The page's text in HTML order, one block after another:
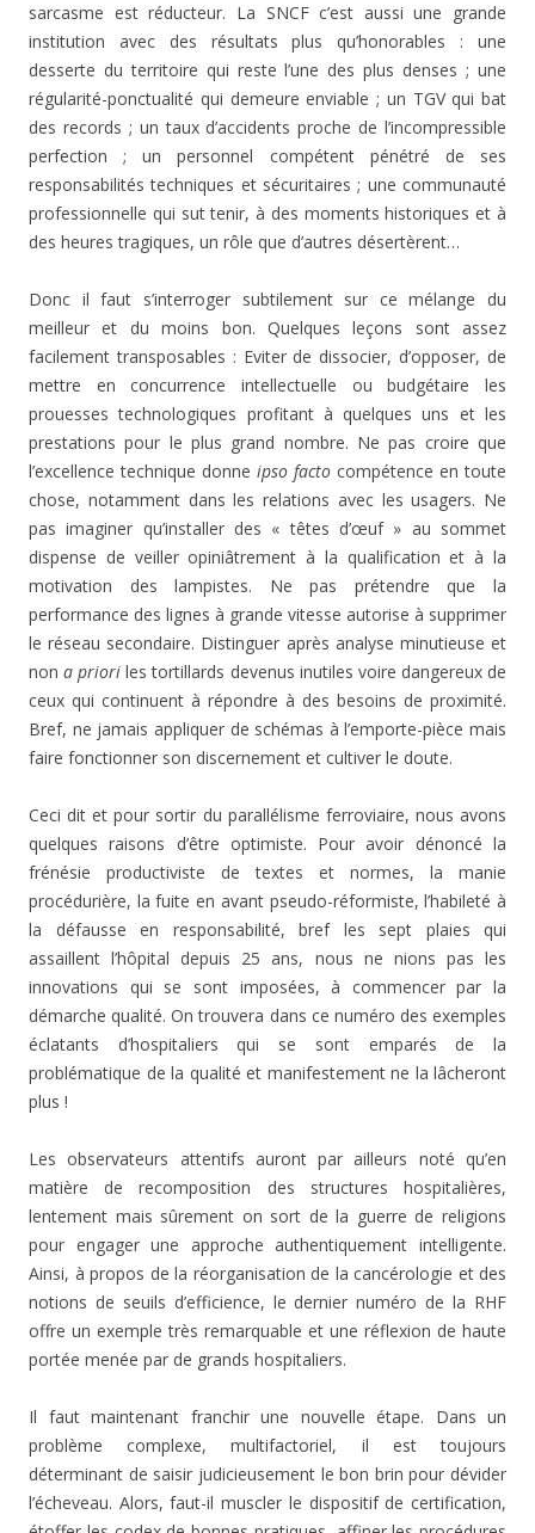
sarcasme est réducteur. La SNCF c’est aussi une grande
institution avec des résultats plus qu’honorables : une
desserte du territoire qui reste l’une des plus denses ; une
régularité-ponctualité qui demeure enviable ; un TGV qui bat
des records ; un taux d’accidents proche de l’incompressible
perfection ; un personnel compétent pénétré de ses
responsabilités techniques et sécuritaires ; une communauté
professionnelle qui sut tenir, à des moments historiques et à
des heures tragiques, un rôle que d’autres désertèrent…
Donc il faut s’interroger subtilement sur ce mélange du
meilleur et du moins bon. Quelques leçons sont assez
facilement transposables : Eviter de dissocier, d’opposer, de
mettre en concurrence intellectuelle ou budgétaire les
prouesses technologiques profitant à quelques uns et les
prestations pour le plus grand nombre. Ne pas croire que
l’excellence technique donne ipso facto compétence en toute
chose, notamment dans les relations avec les usagers. Ne
pas imaginer qu’installer des « têtes d’œuf » au sommet
dispense de veiller opiniâtrement à la qualification et à la
motivation des lampistes. Ne pas prétendre que la
performance des lignes à grande vitesse autorise à supprimer
le réseau secondaire. Distinguer après analyse minutieuse et
nona priori les tortillards devenus inutiles voire dangereux de
ceux qui continuent à répondre à des besoins de proximité.
Bref, ne jamais appliquer de schémas à l’emporte-pièce mais
faire fonctionner son discernement et cultiver le doute.
Ceci dit et pour sortir du parallélisme ferroviaire, nous avons
quelques raisons d’être optimiste. Pour avoir dénoncé la
frénésie productiviste de textes et normes, la manie
procédurière, la fuite en avant pseudo-réformiste, l’habileté à
la défausse en responsabilité, bref les sept plaies qui
assaillent l’hôpital depuis 25 ans, nous ne nions pas les
innovations qui se sont imposées, à commencer par la
démarche qualité. On trouvera dans ce numéro des exemples
éclatants d’hospitaliers qui se sont emparés de la
problématique de la qualité et manifestement ne la lâcheront
plus !
Les observateurs attentifs auront par ailleurs noté qu’en
matière de recomposition des structures hospitalières,
lentement mais sûrement on sort de la guerre de religions
pour engager une approche authentiquement intelligente.
Ainsi, à propos de la réorganisation de la cancérologie et des
notions de seuils d’efficience, le dernier numéro de la RHF
offre un exemple très remarquable et une réflexion de haute
portée menée par de grands hospitaliers.
Il faut maintenant franchir une nouvelle étape. Dans un
problème complexe, multifactoriel, il est toujours
déterminant de saisir judicieusement le bon brin pour dévider
l’écheveau. Alors, faut-il muscler le dispositif de certification,